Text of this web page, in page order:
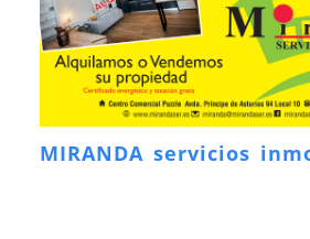
MIRANDA servicios